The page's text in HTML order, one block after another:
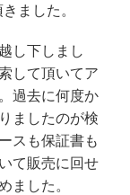
ました。
し下しまし
て頂いてア
過去に何度か
ましたのが検
スも保証書も
て販売に回せ
ました。